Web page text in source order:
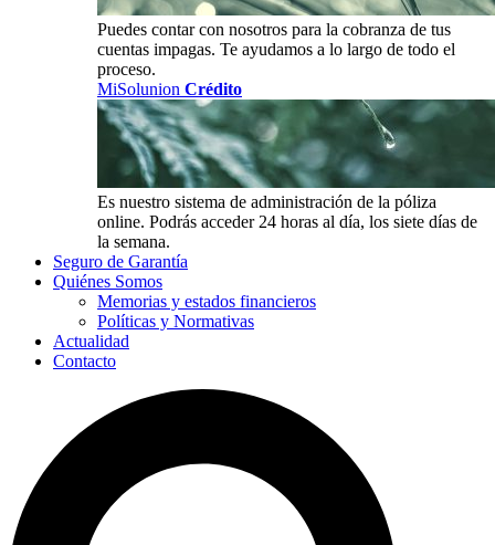
Puedes contar con nosotros para la cobranza de tus
cuentas impagas. Te ayudamos a lo largo de todo el
proceso.
MiSolunion Crédito
Es nuestro sistema de administración de la póliza
online. Podrás acceder 24 horas al día, los siete días de
la semana.
Seguro de Garantía
Quiénes Somos
Memorias y estados financieros
Políticas y Normativas
Actualidad
Contacto